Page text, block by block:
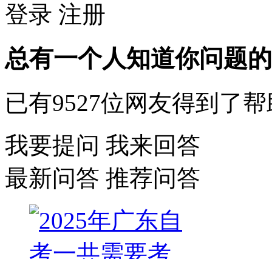
登录 注册
总有一个人知道你问题
已有9527位网友得到了帮
我要提问 我来回答
最新问答 推荐问答